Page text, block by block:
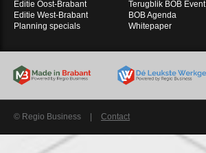
Editie Oost-Brabant
Editie West-Brabant
Planning specials
Terugblik BOB Event
BOB Agenda
Whitepaper
© Regio Business | Contact